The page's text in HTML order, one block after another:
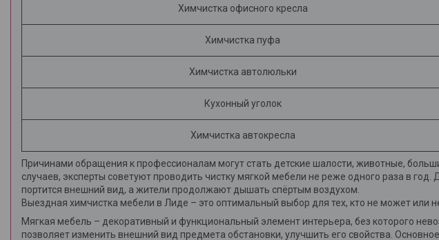
Химчистка офисного кресла
Химчистка пуфа
Химчистка автолюльки
Кухонный уголок
Химчистка автокресла
Причинами обращения к профессионалам могут стать детские шалости, животные,
случаев, эксперты советуют проводить чистку мягкой мебели не реже одного раза в
портится внешний вид, а жители продолжают дышать спёртым воздухом.
Выездная химчистка мебели в Лиде – это оптимальный выбор для тех, кто не может или
Мягкая мебель – декоративный и функциональный элемент интерьера, без которого
позволяет изменить внешний вид предмета обстановки, улучшить его свойства.